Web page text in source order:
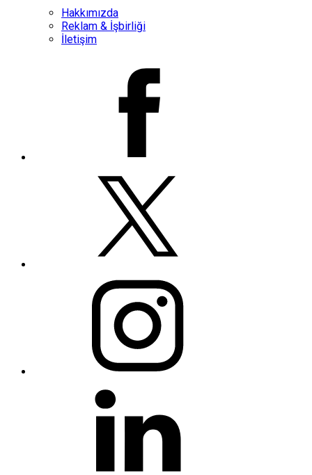
Hakkımızda
Reklam & İşbirliği
İletişim